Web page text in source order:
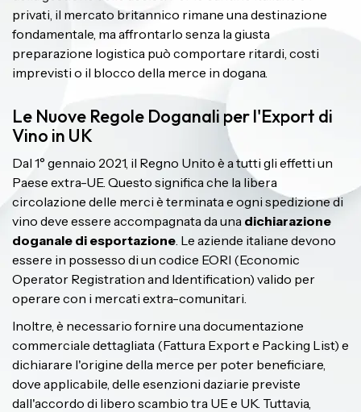
privati, il mercato britannico rimane una destinazione
fondamentale, ma affrontarlo senza la giusta
preparazione logistica può comportare ritardi, costi
imprevisti o il blocco della merce in dogana.
Le Nuove Regole Doganali per l'Export di
Vino in UK
Dal 1° gennaio 2021, il Regno Unito è a tutti gli effetti un
Paese extra-UE. Questo significa che la libera
circolazione delle merci è terminata e ogni spedizione di
vino deve essere accompagnata da una dichiarazione
doganale di esportazione. Le aziende italiane devono
essere in possesso di un codice EORI (Economic
Operator Registration and Identification) valido per
operare con i mercati extra-comunitari.
Inoltre, è necessario fornire una documentazione
commerciale dettagliata (Fattura Export e Packing List) e
dichiarare l'origine della merce per poter beneficiare,
dove applicabile, delle esenzioni daziarie previste
dall'accordo di libero scambio tra UE e UK. Tuttavia,